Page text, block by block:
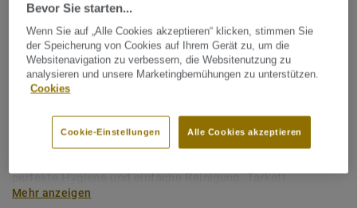
Tarkett Zubehör Komplettsortiment|Schweißschnüre
Schweißschnur für PVC-Böden
- Unicoloured ORANGE 0139
Schweißschnüre werden zur thermischen Verschweißung
zweier PVC-Bahnen verwendet und sorgen für eine
perfekte Hygiene und einfache Reinigung. Tarkett
Schweißschnüre sind erhältlich in den Varianten Uni und
Mehr anzeigen
Bevor Sie starten...
Wenn Sie auf „Alle Cookies akzeptieren“ klicken, stimmen Sie
der Speicherung von Cookies auf Ihrem Gerät zu, um die
Websitenavigation zu verbessern, die Websitenutzung zu
analysieren und unsere Marketingbemühungen zu unterstützen.
Cookies
Alle Cookies akzeptieren
Cookie-Einstellungen